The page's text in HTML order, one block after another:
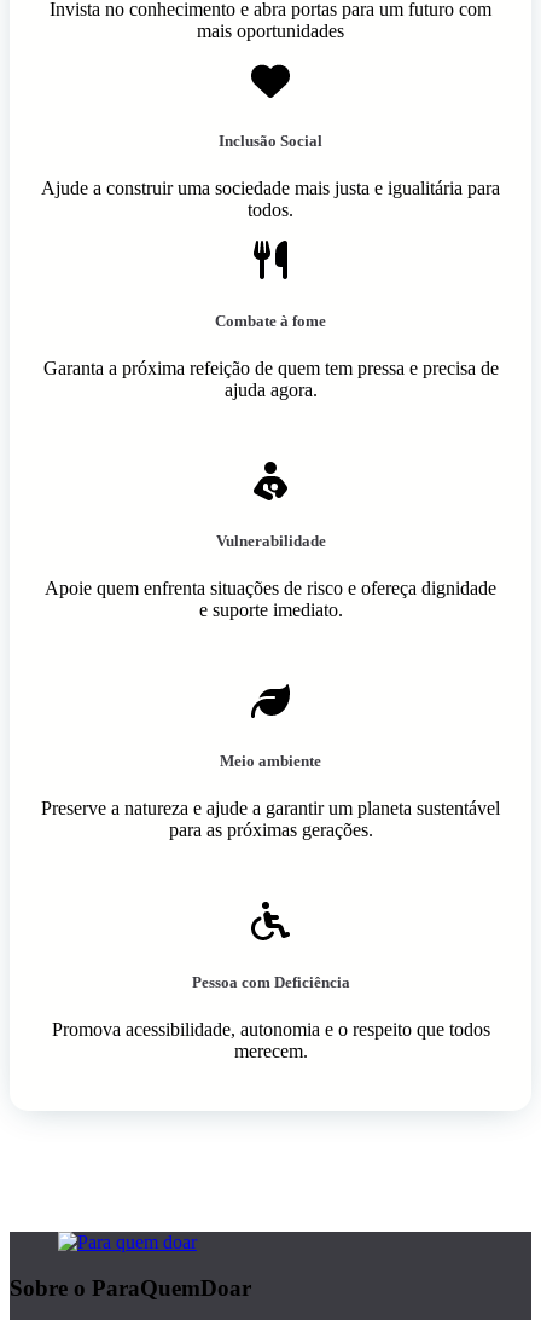
Invista no conhecimento e abra portas para um futuro com
mais oportunidades
Inclusão Social
Ajude a construir uma sociedade mais justa e igualitária para
todos.
Combate à fome
Garanta a próxima refeição de quem tem pressa e precisa de
ajuda agora.
Vulnerabilidade
Apoie quem enfrenta situações de risco e ofereça dignidade
e suporte imediato.
Meio ambiente
Preserve a natureza e ajude a garantir um planeta sustentável
para as próximas gerações.
Pessoa com Deficiência
Promova acessibilidade, autonomia e o respeito que todos
merecem.
Sobre o ParaQuemDoar